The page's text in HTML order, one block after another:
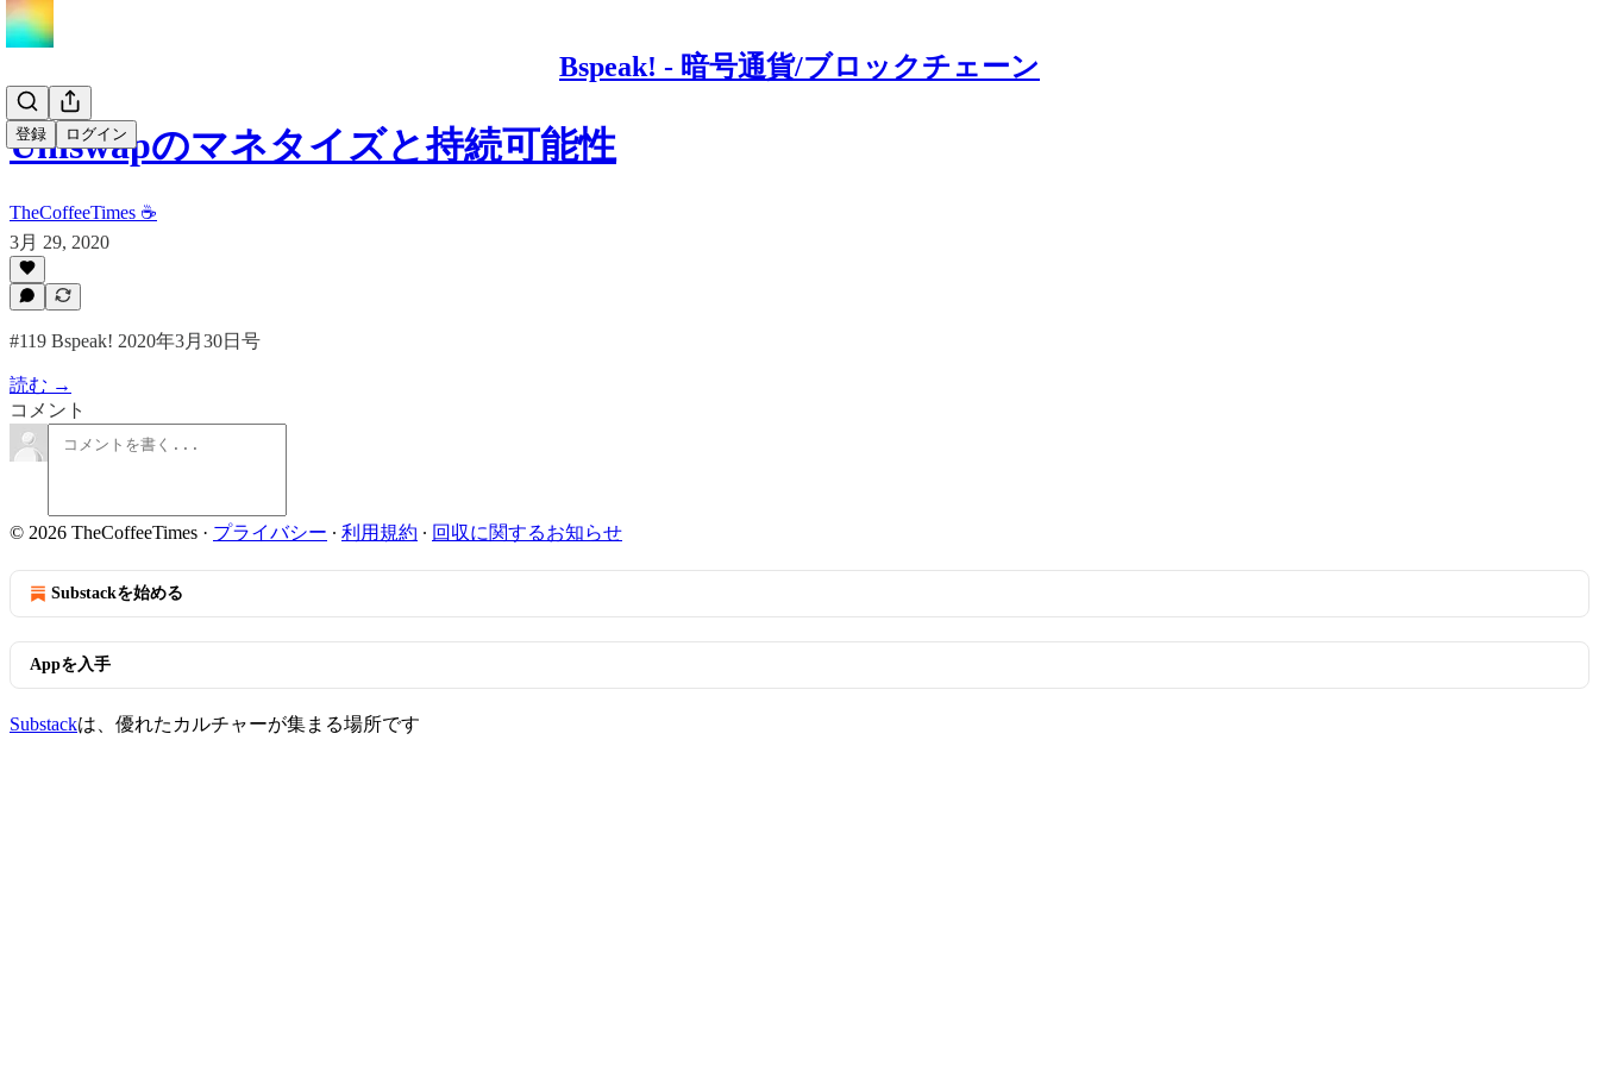
Bspeak! - 暗号通貨/ブロックチェーン
登録 ログイン
Uniswapのマネタイズと持続可能性
TheCoffeeTimes ☕
3月 29, 2020
#119 Bspeak! 2020年3月30日号
読む →
コメント
© 2026 TheCoffeeTimes · プライバシー ∙ 利用規約 ∙ 回収に関するお知らせ
Substackを始める
Appを入手
Substackは、優れたカルチャーが集まる場所です